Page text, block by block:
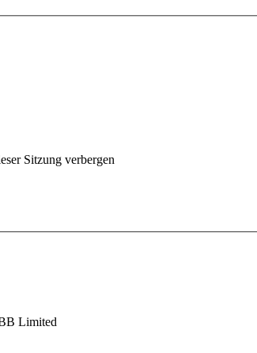
Sitzung verbergen
Limited